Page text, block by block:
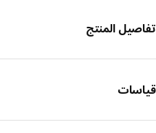
المنتج